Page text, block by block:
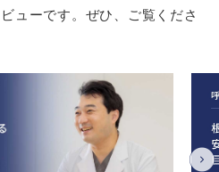
ューです。ぜひ、ご覧くださ